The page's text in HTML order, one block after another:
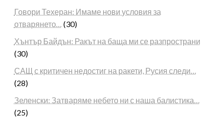
Говори Техеран: Имаме нови условия за
отварянето… (30)
Хънтър Байдън: Ракът на баща ми се разпространи
(30)
САЩ с критичен недостиг на ракети, Русия следи…
(28)
Зеленски: Затваряме небето ни с наша балистика…
(25)